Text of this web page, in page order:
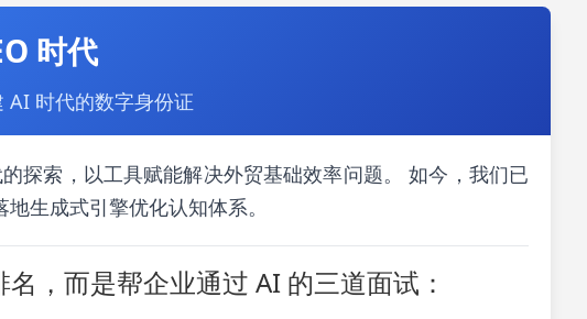
时代
AI 时代的数字身份证
探索，以工具赋能解决外贸基础效率问题。 如今，我们已
生成式引擎优化认知体系。
，而是帮企业通过 AI 的三道面试：